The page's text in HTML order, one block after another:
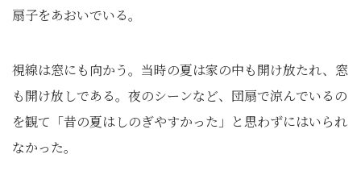
扇子をあおいでいる。
視線は窓にも向かう。当時の夏は家の中も開け放たれ、窓
も開け放しである。夜のシーンなど、団扇で涼んでいるの
を観て「昔の夏はしのぎやすかった」と思わずにはいられ
なかった。